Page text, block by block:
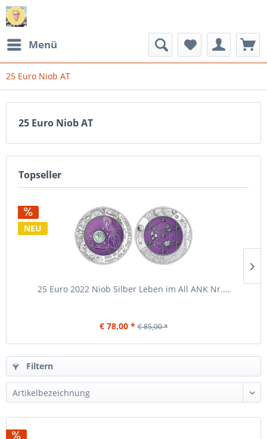
Menü
25 Euro Niob AT
25 Euro Niob AT
Topseller
NEU
25 Euro 2022 Niob Silber Leben im All ANK Nr....
€ 78,00 * € 85,00 *
Filtern